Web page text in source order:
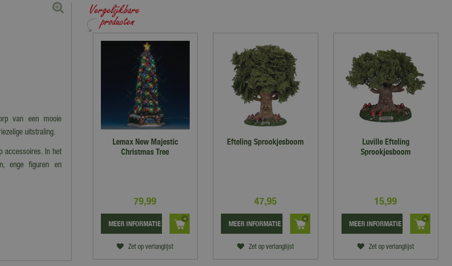
van een mooie
uitstraling.
accessoires. In het
enge figuren en
Lemax New Majestic
Christmas Tree
79,99
Zet op verlanglijst
MEER INFORMATIE
Efteling Sprookjesboom
47,95
Zet op verlanglijst
MEER INFORMATIE
Luville Efteling
Sprookjesboom
15,99
Zet op verlanglijst
MEER INFORMATIE